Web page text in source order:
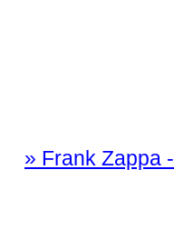
» Frank Zappa